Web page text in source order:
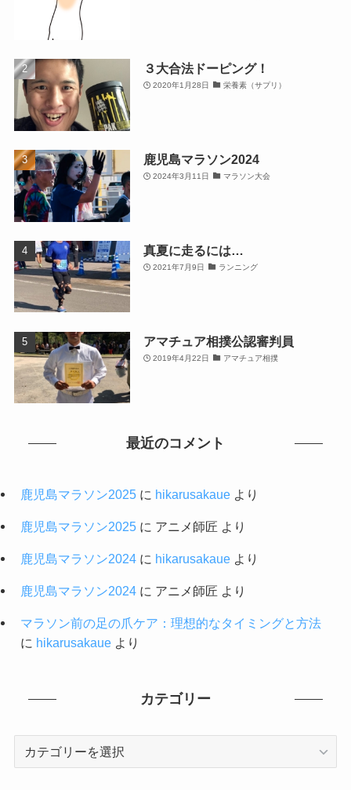
３大合法ドーピング！
2020年1月28日 栄養素（サプリ）
鹿児島マラソン2024
2024年3月11日 マラソン大会
真夏に走るには…
2021年7月9日 ランニング
アマチュア相撲公認審判員
2019年4月22日 アマチュア相撲
最近のコメント
鹿児島マラソン2025に hikarusakaueより
鹿児島マラソン2025に アニメ師匠 より
鹿児島マラソン2024に hikarusakaueより
鹿児島マラソン2024に アニメ師匠 より
マラソン前の足の爪ケア：理想的なタイミングと方法
に hikarusakaueより
カテゴリー